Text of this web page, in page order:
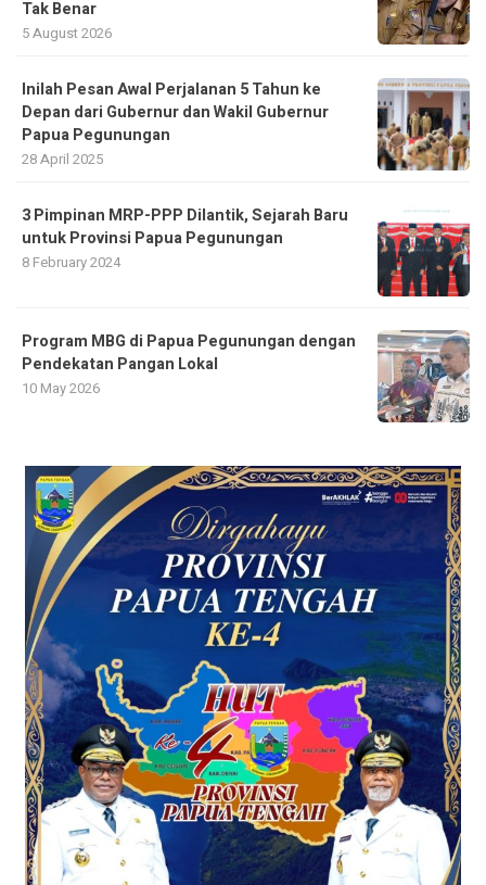
Tak Benar
5 August 2026
Inilah Pesan Awal Perjalanan 5 Tahun ke
Depan dari Gubernur dan Wakil Gubernur
Papua Pegunungan
28 April 2025
3 Pimpinan MRP-PPP Dilantik, Sejarah Baru
untuk Provinsi Papua Pegunungan
8 February 2024
Program MBG di Papua Pegunungan dengan
Pendekatan Pangan Lokal
10 May 2026